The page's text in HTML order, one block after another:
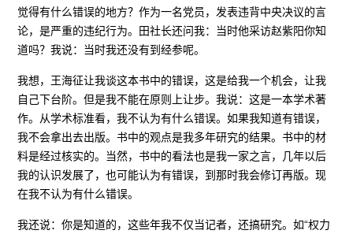
觉得有什么错误的地方？作为一名党员，发表违背中央决议的言
论，是严重的违纪行为。田社长还问我：当时他采访赵紫阳你知
道吗？我说：当时我还没有到经参呢。
我想，王海征让我谈这本书中的错误，这是给我一个机会，让我
自己下台阶。但是我不能在原则上让步。我说：这是一本学术著
作。从学术标准看，我不认为有什么错误。如果我知道有错误，
我不会拿出去出版。书中的观点是我多年研究的结果。书中的材
料是经过核实的。当然，书中的看法也是我一家之言，几年以后
我的认识发展了，也可能认为有错误，到那时我会修订再版。现
在我不认为有什么错误。
我还说：你是知道的，这些年我不仅当记者，还搞研究。如“权力